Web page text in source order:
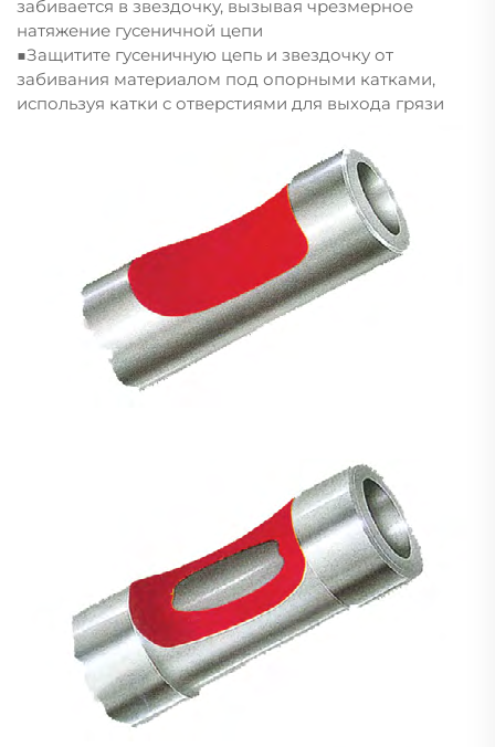
забивается в звездочку, вызывая чрезмерное
натяжение гусеничной цепи
■Защитите гусеничную цепь и звездочку от
забивания материалом под опорными катками,
используя катки с отверстиями для выхода грязи